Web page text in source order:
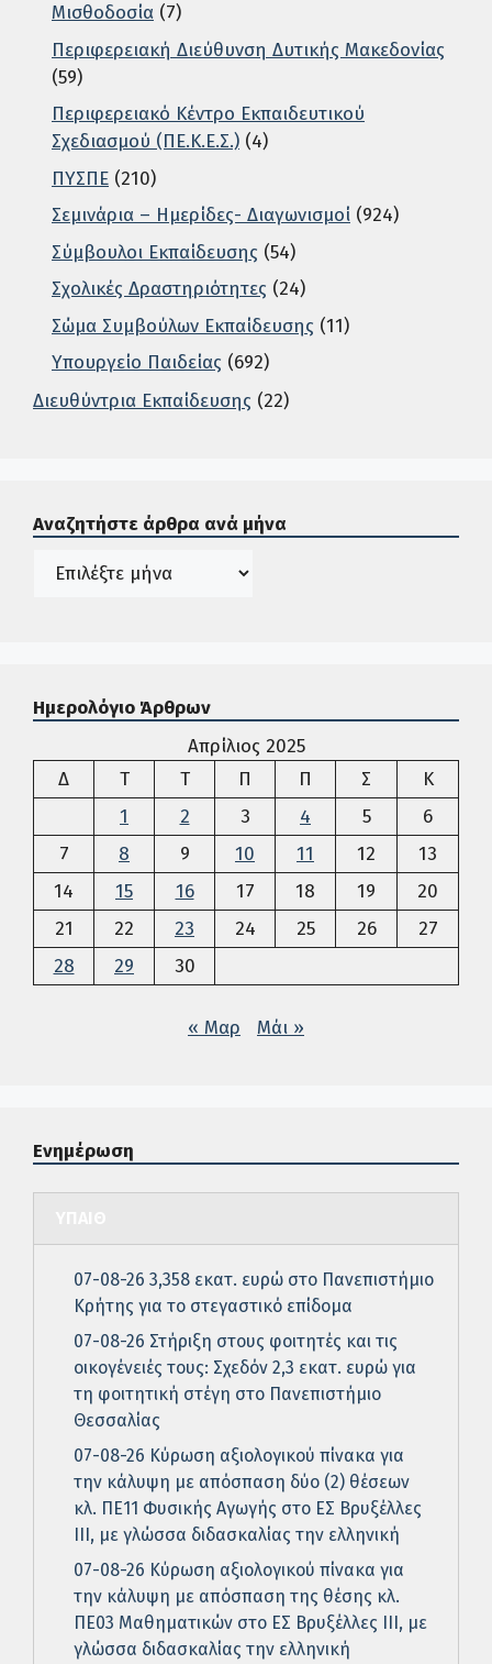
Μισθοδοσία (7)
Περιφερειακή Διεύθυνση Δυτικής Μακεδονίας
(59)
Περιφερειακό Κέντρο Εκπαιδευτικού
Σχεδιασμού (ΠΕ.Κ.Ε.Σ.) (4)
ΠΥΣΠΕ (210)
Σεμινάρια – Ημερίδες- Διαγωνισμοί (924)
Σύμβουλοι Εκπαίδευσης (54)
Σχολικές Δραστηριότητες (24)
Σώμα Συμβούλων Εκπαίδευσης (11)
Υπουργείο Παιδείας (692)
Διευθύντρια Εκπαίδευσης (22)
Αναζητήστε άρθρα ανά μήνα
Ιστορικό
Ημερολόγιο Άρθρων
Απρίλιος 2025
ΔΔευτέρα
ΤΤρίτη ΤΤετάρτη
Π Πέμπτη
Π Παρασκευή
Σ Σάββατο
Κ
1
2 3 4 5
6
7
8 9 10 11 12
13
14
15 16 17 18 19
20
21
22 23 24 25 26
27
28
29 30
« Μαρ Μάι »
Ενημέρωση
07-08-26 3,358 εκατ. ευρώ στο Πανεπιστήμιο
Κρήτης για το στεγαστικό επίδομα
07-08-26 Στήριξη στους φοιτητές και τις
οικογένειές τους: Σχεδόν 2,3 εκατ. ευρώ για
τη φοιτητική στέγη στο Πανεπιστήμιο
Θεσσαλίας
07-08-26 Κύρωση αξιολογικού πίνακα για
την κάλυψη με απόσπαση δύο (2) θέσεων
κλ. ΠΕ11 Φυσικής Αγωγής στο ΕΣ Βρυξέλλες
ΙΙΙ, με γλώσσα διδασκαλίας την ελληνική
07-08-26 Κύρωση αξιολογικού πίνακα για
την κάλυψη με απόσπαση της θέσης κλ.
ΠΕ03 Μαθηματικών στο ΕΣ Βρυξέλλες ΙΙΙ, με
γλώσσα διδασκαλίας την ελληνική